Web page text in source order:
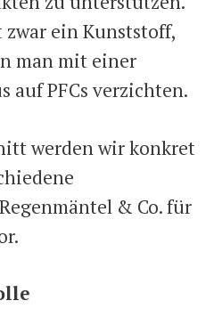
zwar ein Kunststoff,
man mit einer
auf PFCs verzichten.
werden wir konkret
& Co. für